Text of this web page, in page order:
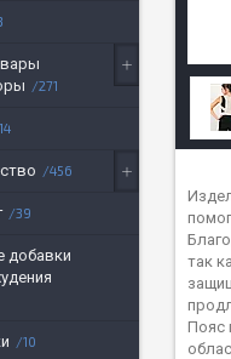
так
Пояс
271
14
456
39
добавки
10